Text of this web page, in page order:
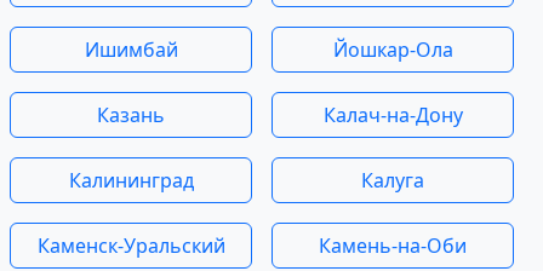
Ишимбай Йошкар-Ола
Казань Калач-на-Дону
Калининград Калуга
Каменск-Уральский Камень-на-Оби